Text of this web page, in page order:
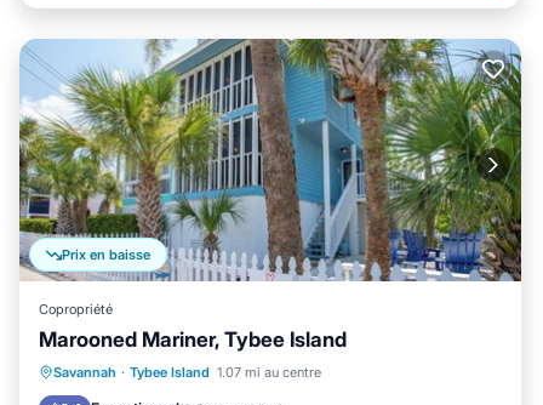
Prix en baisse
Copropriété
Marooned Mariner, Tybee Island
Savannah · Tybee Island 1.07 mi au centre
Front de mer
Cheminée/Chauffage
Vue sur l’océan
Balcon/Terrasse